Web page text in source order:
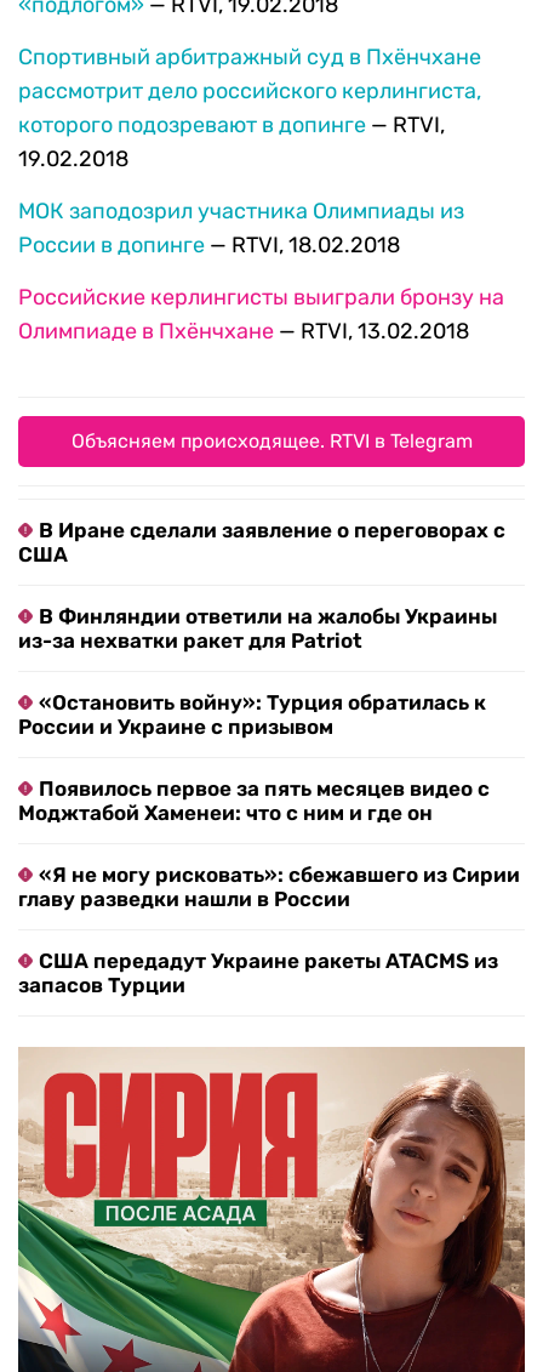
Спортивный арбитражный суд в Пхёнчхане
рассмотрит дело российского керлингиста,
которого подозревают в допинге — RTVI,
19.02.2018
МОК заподозрил участника Олимпиады из
России в допинге — RTVI, 18.02.2018
Российские керлингисты выиграли бронзу на
Олимпиаде в Пхёнчхане — RTVI, 13.02.2018
Объясняем происходящее. RTVI в Telegram
В Иране сделали заявление о переговорах с
США
В Финляндии ответили на жалобы Украины
из-за нехватки ракет для Patriot
«Остановить войну»: Турция обратилась к
России и Украине с призывом
Появилось первое за пять месяцев видео с
Моджтабой Хаменеи: что с ним и где он
«Я не могу рисковать»: сбежавшего из Сирии
главу разведки нашли в России
США передадут Украине ракеты ATACMS из
запасов Турции